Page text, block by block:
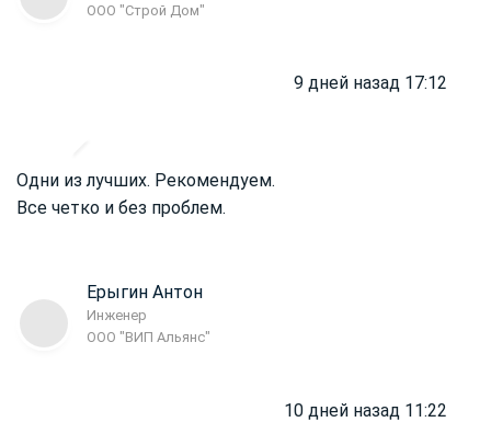
ООО "Строй Дом"
9 дней назад 17:12
Одни из лучших. Рекомендуем.
Все четко и без проблем.
Ерыгин Антон
Инженер
ООО "ВИП Альянс"
10 дней назад 11:22